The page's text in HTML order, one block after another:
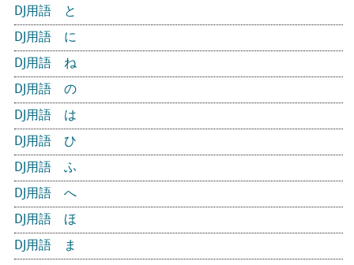
DJ用語 と
DJ用語 に
DJ用語 ね
DJ用語 の
DJ用語 は
DJ用語 ひ
DJ用語 ふ
DJ用語 へ
DJ用語 ほ
DJ用語 ま